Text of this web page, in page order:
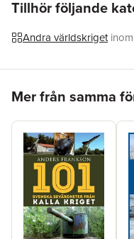
Tillhör följande
Andra världskriget inom
Mer från samma